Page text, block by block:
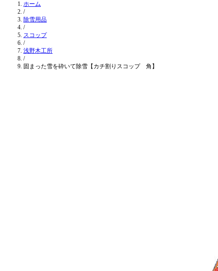
ホーム
/
除雪用品
/
スコップ
/
浅野木工所
/
固まった雪を砕いて除雪【カチ割りスコップ 角】